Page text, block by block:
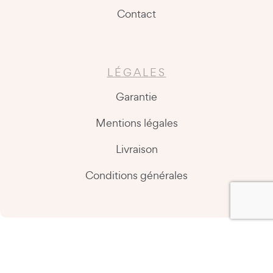
Contact
LÉGALES
Garantie
Mentions légales
Livraison
Conditions générales